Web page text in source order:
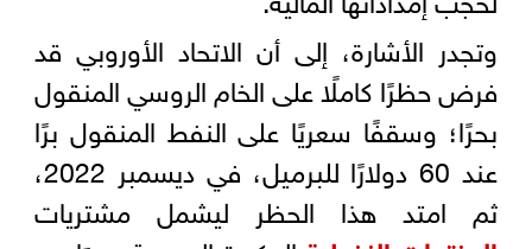
وتجدر الأشارة، إلى أن الاتحاد الأوروبي قد
فرض حظرًا كاملًا على الخام الروسي المنقول
بحرًا؛ وسقفًا سعريًا على النفط المنقول برًا
عند 60 دولارًا للبرميل، في ديسمبر 2022،
ثم امتد هذا الحظر ليشمل مشتريات